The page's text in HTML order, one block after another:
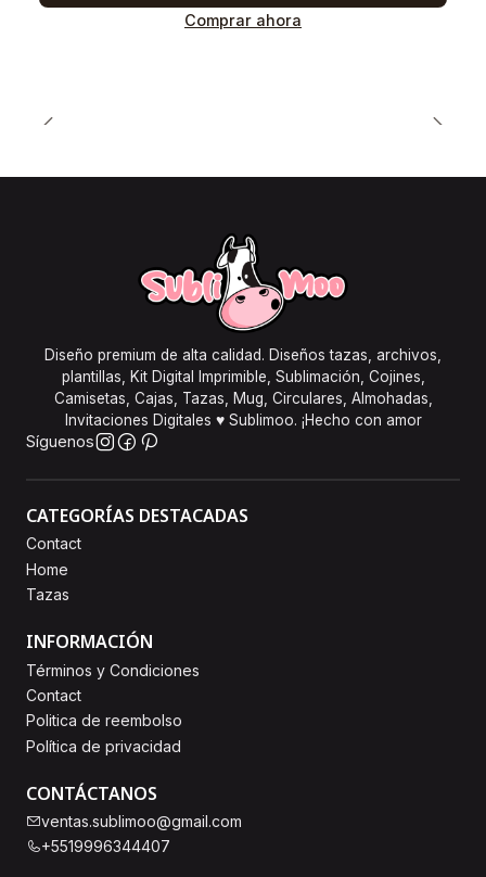
Comprar ahora
Diseño premium de alta calidad. Diseños tazas, archivos,
plantillas, Kit Digital Imprimible, Sublimación, Cojines,
Camisetas, Cajas, Tazas, Mug, Circulares, Almohadas,
Invitaciones Digitales ♥ Sublimoo. ¡Hecho con amor
Síguenos
CATEGORÍAS DESTACADAS
Contact
Home
Tazas
INFORMACIÓN
Términos y Condiciones
Contact
Politica de reembolso
Política de privacidad
CONTÁCTANOS
ventas.sublimoo@gmail.com
+5519996344407